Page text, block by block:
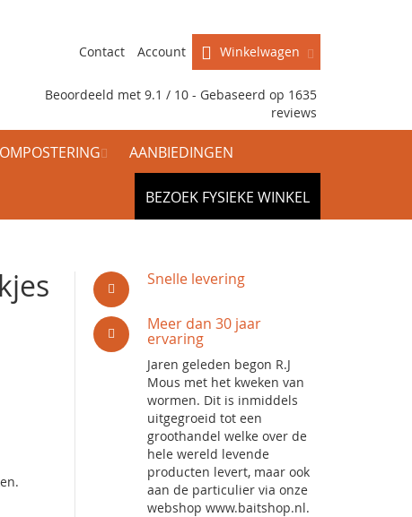
Winkelwagen
Contact Account
Beoordeeld met 9.1 / 10 - Gebaseerd op 1635
reviews
AANBIEDINGEN
BEZOEK FYSIEKE WINKEL
Snelle levering
Meer dan 30 jaar
ervaring
Jaren geleden begon R.J
Mous met het kweken van
wormen. Dit is inmiddels
uitgegroeid tot een
groothandel welke over de
hele wereld levende
producten levert, maar ook
aan de particulier via onze
webshop www.baitshop.nl.